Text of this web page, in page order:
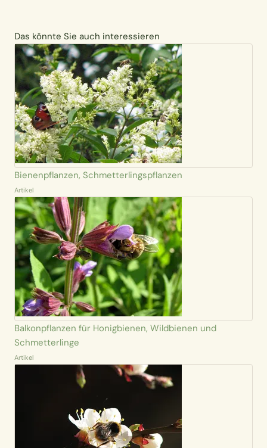
Das könnte Sie auch interessieren
Bienenpflanzen, Schmetterlingspflanzen
Artikel
Balkonpflanzen für Honigbienen, Wildbienen und
Schmetterlinge
Artikel